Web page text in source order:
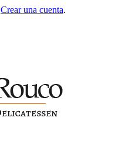
Crear una cuenta.